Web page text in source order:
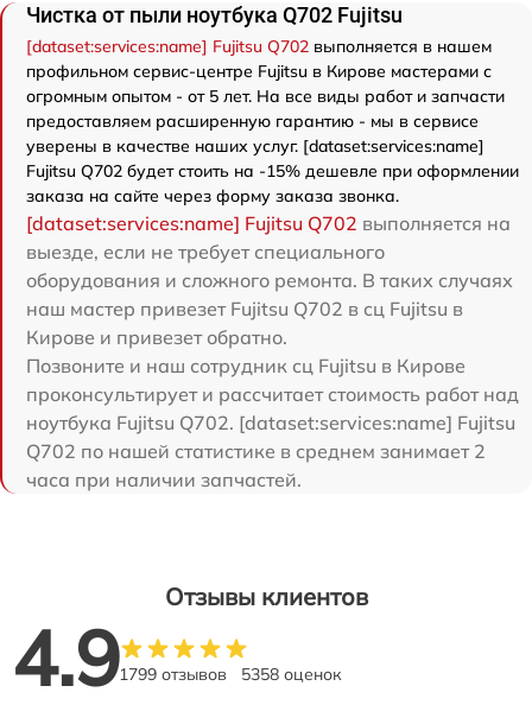
Чистка от пыли ноутбука Q702 Fujitsu
[dataset:services:name] Fujitsu Q702 выполняется в нашем
профильном сервис-центре Fujitsu в Кирове мастерами с
огромным опытом - от 5 лет. На все виды работ и запчасти
предоставляем расширенную гарантию - мы в сервисе
уверены в качестве наших услуг. [dataset:services:name]
Fujitsu Q702 будет стоить на -15% дешевле при оформлении
заказа на сайте через форму заказа звонка.
[dataset:services:name] Fujitsu Q702 выполняется на
выезде, если не требует специального
оборудования и сложного ремонта. В таких случаях
наш мастер привезет Fujitsu Q702 в сц Fujitsu в
Кирове и привезет обратно.
Позвоните и наш сотрудник сц Fujitsu в Кирове
проконсультирует и рассчитает стоимость работ над
ноутбука Fujitsu Q702. [dataset:services:name] Fujitsu
Q702 по нашей статистике в среднем занимает 2
часа при наличии запчастей.
Отзывы клиентов
4.91799 отзывов 5358 оценок